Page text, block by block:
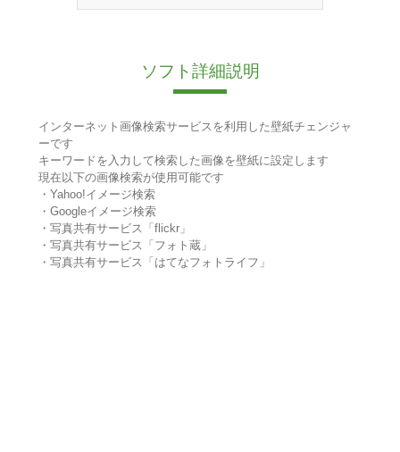
ソフト詳細説明
インターネット画像検索サービスを利用した壁紙チェンジャ
ーです
キーワードを入力して検索した画像を壁紙に設定します
現在以下の画像検索が使用可能です
・Yahoo!イメージ検索
・Googleイメージ検索
・写真共有サービス「flickr」
・写真共有サービス「フォト蔵」
・写真共有サービス「はてなフォトライフ」